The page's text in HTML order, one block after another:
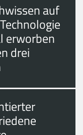
auf
erworben
drei